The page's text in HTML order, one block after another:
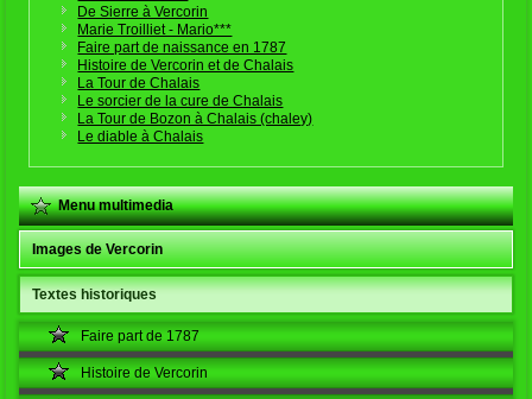
De Sierre à Vercorin
Marie Troilliet - Mario***
Faire part de naissance en 1787
Histoire de Vercorin et de Chalais
La Tour de Chalais
Le sorcier de la cure de Chalais
La Tour de Bozon à Chalais (chaley)
Le diable à Chalais
Menu multimedia
Images de Vercorin
Textes historiques
Faire part de 1787
Histoire de Vercorin